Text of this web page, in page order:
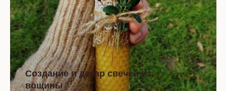
Создание и декар свечей из
вощины